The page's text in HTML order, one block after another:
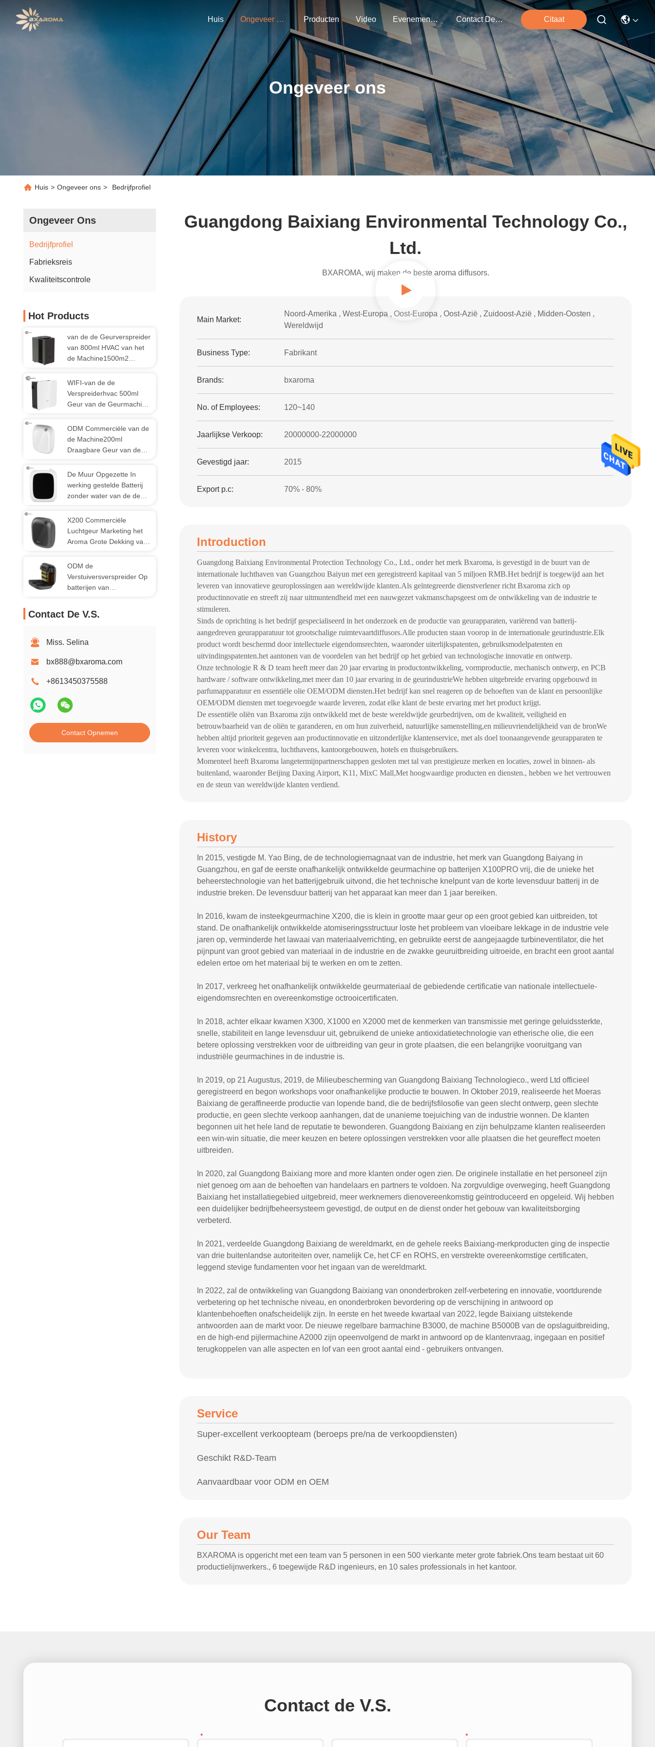
Huis Ongeveer Ons Producten Video Evenementen Contact De V.s. Citaat
Ongeveer ons
Huis > Ongeveer ons > Bedrijfprofiel
Ongeveer Ons
Bedrijfprofiel
Fabrieksreis
Kwaliteitscontrole
Hot Products
van de de Geurverspreider
van 800ml HVAC van het
de Machine1500m2
Aromatherapy
WIFI-van de de
Verspreiderhvac 500ml
Geur van de Geurmachine
ODM Commerciële van de
de Machine200ml
Draagbare Geur van de
Aromaverspreider
De Muur Opgezette In
werking gestelde Batterij
zonder water van de de
Etherische olielucht
X200 Commerciële
Luchtgeur Marketing het
Aroma Grote Dekking van
ODM de
Verstuiversverspreider Op
batterijen van
Contact De V.S.
Miss. Selina
bx888@bxaroma.com
+8613450375588
Contact Opnemen
Guangdong Baixiang Environmental Technology Co.,
Ltd.
BXAROMA, wij maken de beste aroma diffusors.
Main Market:
Noord-Amerika , West-Europa , Oost-Europa , Oost-Azië , Zuidoost-Azië , Midden-Oosten ,
Wereldwijd
Business Type: Fabrikant
Brands: bxaroma
No. of Employees: 120~140
Jaarlijkse Verkoop: 20000000-22000000
Gevestigd jaar: 2015
Export p.c: 70% - 80%
Introduction
Guangdong Baixiang Environmental Protection Technology Co., Ltd., onder het merk Bxaroma, is gevestigd in de buurt van de
internationale luchthaven van Guangzhou Baiyun met een geregistreerd kapitaal van 5 miljoen RMB.Het bedrijf is toegewijd aan het
leveren van innovatieve geuroplossingen aan wereldwijde klanten.Als geïntegreerde dienstverlener richt Bxaroma zich op
productinnovatie en streeft zij naar uitmuntendheid met een nauwgezet vakmanschapsgeest om de ontwikkeling van de industrie te
stimuleren.
Sinds de oprichting is het bedrijf gespecialiseerd in het onderzoek en de productie van geurapparaten, variërend van batterij-
aangedreven geurapparatuur tot grootschalige ruimtevaartdiffusors.Alle producten staan voorop in de internationale geurindustrie.Elk
product wordt beschermd door intellectuele eigendomsrechten, waaronder uiterlijkspatenten, gebruiksmodelpatenten en
uitvindingspatenten.het aantonen van de voordelen van het bedrijf op het gebied van technologische innovatie en ontwerp.
Onze technologie R & D team heeft meer dan 20 jaar ervaring in productontwikkeling, vormproductie, mechanisch ontwerp, en PCB
hardware / software ontwikkeling,met meer dan 10 jaar ervaring in de geurindustrieWe hebben uitgebreide ervaring opgebouwd in
parfumapparatuur en essentiële olie OEM/ODM diensten.Het bedrijf kan snel reageren op de behoeften van de klant en persoonlijke
OEM/ODM diensten met toegevoegde waarde leveren, zodat elke klant de beste ervaring met het product krijgt.
De essentiële oliën van Bxaroma zijn ontwikkeld met de beste wereldwijde geurbedrijven, om de kwaliteit, veiligheid en
betrouwbaarheid van de oliën te garanderen, en om hun zuiverheid, natuurlijke samenstelling,en milieuvriendelijkheid van de bronWe
hebben altijd prioriteit gegeven aan productinnovatie en uitzonderlijke klantenservice, met als doel toonaangevende geurapparaten te
leveren voor winkelcentra, luchthavens, kantoorgebouwen, hotels en thuisgebruikers.
Momenteel heeft Bxaroma langetermijnpartnerschappen gesloten met tal van prestigieuze merken en locaties, zowel in binnen- als
buitenland, waaronder Beijing Daxing Airport, K11, MixC Mall,Met hoogwaardige producten en diensten., hebben we het vertrouwen
en de steun van wereldwijde klanten verdiend.
History
In 2015, vestigde M. Yao Bing, de de technologiemagnaat van de industrie, het merk van Guangdong Baiyang in
Guangzhou, en gaf de eerste onafhankelijk ontwikkelde geurmachine op batterijen X100PRO vrij, die de unieke het
beheerstechnologie van het batterijgebruik uitvond, die het technische knelpunt van de korte levensduur batterij in de
industrie breken. De levensduur batterij van het apparaat kan meer dan 1 jaar bereiken.
In 2016, kwam de insteekgeurmachine X200, die is klein in grootte maar geur op een groot gebied kan uitbreiden, tot
stand. De onafhankelijk ontwikkelde atomiseringsstructuur loste het probleem van vloeibare lekkage in de industrie vele
jaren op, verminderde het lawaai van materiaalverrichting, en gebruikte eerst de aangejaagde turbineventilator, die het
pijnpunt van groot gebied van materiaal in de industrie en de zwakke geuruitbreiding uitroeide, en bracht een groot aantal
edelen ertoe om het materiaal bij te werken en om te zetten.
In 2017, verkreeg het onafhankelijk ontwikkelde geurmateriaal de gebiedende certificatie van nationale intellectuele-
eigendomsrechten en overeenkomstige octrooicertificaten.
In 2018, achter elkaar kwamen X300, X1000 en X2000 met de kenmerken van transmissie met geringe geluidssterkte,
snelle, stabiliteit en lange levensduur uit, gebruikend de unieke antioxidatietechnologie van etherische olie, die een
betere oplossing verstrekken voor de uitbreiding van geur in grote plaatsen, die een belangrijke vooruitgang van
industriële geurmachines in de industrie is.
In 2019, op 21 Augustus, 2019, de Milieubescherming van Guangdong Baixiang Technologieco., werd Ltd officieel
geregistreerd en begon workshops voor onafhankelijke productie te bouwen. In Oktober 2019, realiseerde het Moeras
Baixiang de geraffineerde productie van lopende band, die de bedrijfsfilosofie van geen slecht ontwerp, geen slechte
productie, en geen slechte verkoop aanhangen, dat de unanieme toejuiching van de industrie wonnen. De klanten
begonnen uit het hele land de reputatie te bewonderen. Guangdong Baixiang en zijn behulpzame klanten realiseerden
een win-win situatie, die meer keuzen en betere oplossingen verstrekken voor alle plaatsen die het geureffect moeten
uitbreiden.
In 2020, zal Guangdong Baixiang more and more klanten onder ogen zien. De originele installatie en het personeel zijn
niet genoeg om aan de behoeften van handelaars en partners te voldoen. Na zorgvuldige overweging, heeft Guangdong
Baixiang het installatiegebied uitgebreid, meer werknemers dienovereenkomstig geïntroduceerd en opgeleid. Wij hebben
een duidelijker bedrijfbeheersysteem gevestigd, de output en de dienst onder het gebouw van kwaliteitsborging
verbeterd.
In 2021, verdeelde Guangdong Baixiang de wereldmarkt, en de gehele reeks Baixiang-merkproducten ging de inspectie
van drie buitenlandse autoriteiten over, namelijk Ce, het CF en ROHS, en verstrekte overeenkomstige certificaten,
leggend stevige fundamenten voor het ingaan van de wereldmarkt.
In 2022, zal de ontwikkeling van Guangdong Baixiang van ononderbroken zelf-verbetering en innovatie, voortdurende
verbetering op het technische niveau, en ononderbroken bevordering op de verschijning in antwoord op
klantenbehoeften onafscheidelijk zijn. In eerste en het tweede kwartaal van 2022, legde Baixiang uitstekende
antwoorden aan de markt voor. De nieuwe regelbare barmachine B3000, de machine B5000B van de opslaguitbreiding,
en de high-end pijlermachine A2000 zijn opeenvolgend de markt in antwoord op de klantenvraag, ingegaan en positief
terugkoppelen van alle aspecten en lof van een groot aantal eind - gebruikers ontvangen.
Service
Super-excellent verkoopteam (beroeps pre/na de verkoopdiensten)
Geschikt R&D-Team
Aanvaardbaar voor ODM en OEM
Our Team
BXAROMA is opgericht met een team van 5 personen in een 500 vierkante meter grote fabriek.Ons team bestaat uit 60
productielijnwerkers., 6 toegewijde R&D ingenieurs, en 10 sales professionals in het kantoor.
Contact de V.S.